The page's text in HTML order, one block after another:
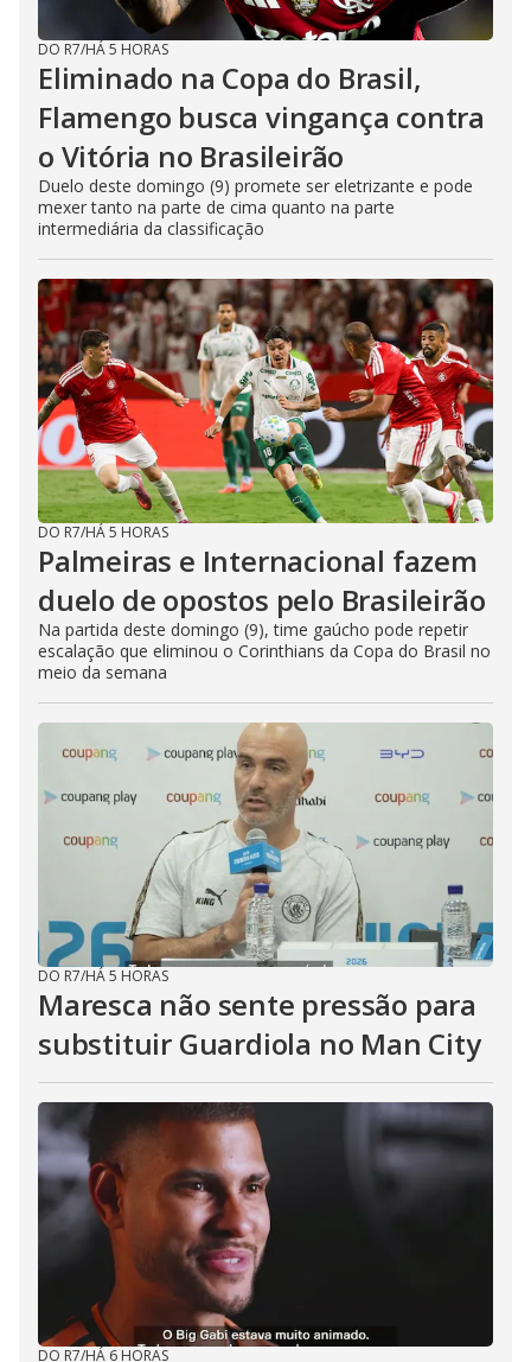
DO R7/HÁ 5 HORAS
Eliminado na Copa do Brasil,
Flamengo busca vingança contra
o Vitória no Brasileirão
Duelo deste domingo (9) promete ser eletrizante e pode
mexer tanto na parte de cima quanto na parte
intermediária da classificação
DO R7/HÁ 5 HORAS
Palmeiras e Internacional fazem
duelo de opostos pelo Brasileirão
Na partida deste domingo (9), time gaúcho pode repetir
escalação que eliminou o Corinthians da Copa do Brasil no
meio da semana
DO R7/HÁ 5 HORAS
Maresca não sente pressão para
substituir Guardiola no Man City
DO R7/HÁ 6 HORAS